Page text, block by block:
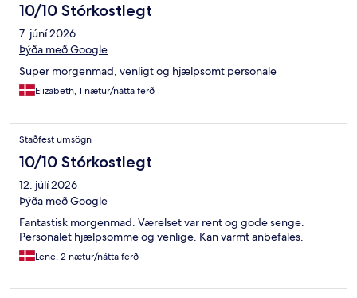
10/10 Stórkostlegt
7. júní 2026
Þýða með Google
Super morgenmad, venligt og hjælpsomt personale
Elizabeth, 1 nætur/nátta ferð
Staðfest umsögn
10/10 Stórkostlegt
12. júlí 2026
Þýða með Google
Fantastisk morgenmad. Værelset var rent og gode senge.
Personalet hjælpsomme og venlige. Kan varmt anbefales.
Lene, 2 nætur/nátta ferð